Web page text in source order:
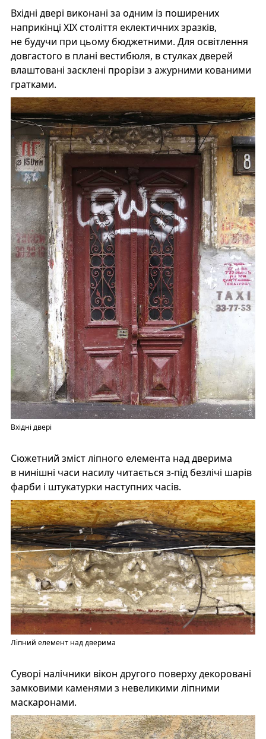
Вхідні двері виконані за одним із поширених
наприкінці XIX століття еклектичних зразків,
не будучи при цьому бюджетними. Для освітлення
довгастого в плані вестибюля, в стулках дверей
влаштовані засклені прорізи з ажурними кованими
гратками.
Вхідні двері
Сюжетний зміст ліпного елемента над дверима
в нинішні часи насилу читається з-під безлічі шарів
фарби і штукатурки наступних часів.
Ліпний елемент над дверима
Суворі налічники вікон другого поверху декоровані
замковими каменями з невеликими ліпними
маскаронами.